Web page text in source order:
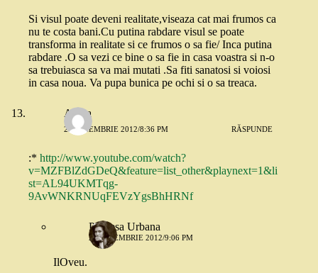
Si visul poate deveni realitate,viseaza cat mai frumos ca
nu te costa bani.Cu putina rabdare visul se poate
transforma in realitate si ce frumos o sa fie/ Inca putina
rabdare .O sa vezi ce bine o sa fie in casa voastra si n-o
sa trebuiasca sa va mai mutati .Sa fiti sanatosi si voiosi
in casa noua. Va pupa bunica pe ochi si o sa treaca.
Adina
21 NOIEMBRIE 2012/8:36 PM RĂSPUNDE
:* http://www.youtube.com/watch?
v=MZFBlZdGDeQ&feature=list_other&playnext=1&li
st=AL94UKMTqg-
9AvWNKRNUqFEVzYgsBhHRNf
Printesa Urbana
21 NOIEMBRIE 2012/9:06 PM
IlOveu.